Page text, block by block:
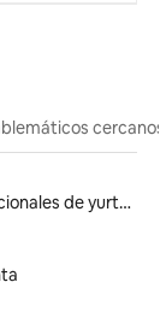
cercanos
Rentas vacacionales de yurtas con jacuzzi